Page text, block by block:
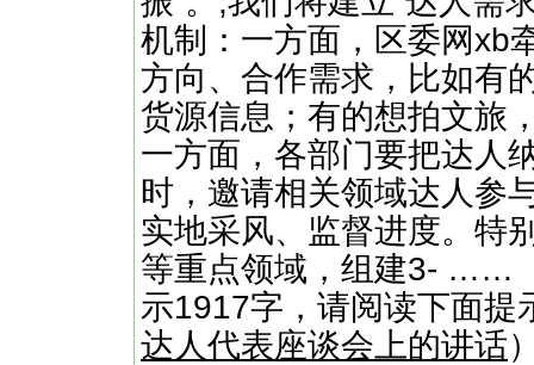
机制：一方面，区委网xb
方向、合作需求，比如有
货源信息；有的想拍文旅
一方面，各部门要把达人
时，邀请相关领域达人参
实地采风、监督进度。特
等重点领域，组建3- ……
示1917字，请阅读下面提
达人代表座谈会上的讲话